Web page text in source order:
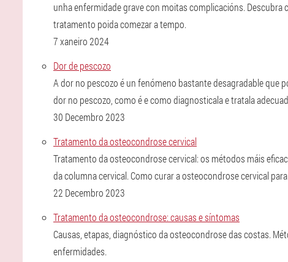
unha enfermidade grave con moitas complicacións.
tratamento poida comezar a tempo.
7 xaneiro 2024
Dor de pescozo
A dor no pescozo é un fenómeno bastante desagradable que
dor no pescozo, como é e como diagnosticala e tratala
30 Decembro 2023
Tratamento da osteocondrose cervical
Tratamento da osteocondrose cervical: os métodos máis
da columna cervical. Como curar a osteocondrose cervical
22 Decembro 2023
Tratamento da osteocondrose: causas e síntomas
Causas, etapas, diagnóstico da osteocondrose das costas.
enfermidades.